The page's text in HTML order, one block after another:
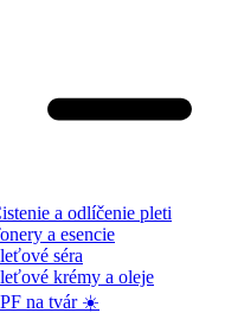
a odlíčenie pleti
a esencie
séra
krémy a oleje
na tvár ☀️